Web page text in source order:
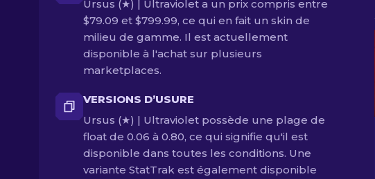
Ursus (★) | Ultraviolet a un prix compris entre
$79.09 et $799.99, ce qui en fait un skin de
milieu de gamme. Il est actuellement
disponible à l'achat sur plusieurs
marketplaces.
VERSIONS D’USURE
Ursus (★) | Ultraviolet possède une plage de
float de 0.06 à 0.80, ce qui signifie qu'il est
disponible dans toutes les conditions. Une
variante StatTrak est également disponible